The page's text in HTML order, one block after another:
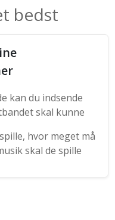
bedst
kan du indsende
skal kunne
hvor meget må
skal de spille